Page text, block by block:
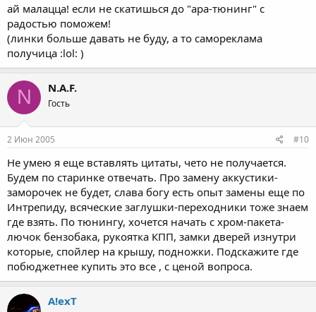
ай малацца! если не скатишься до "ара-тюнинг" с
радостью поможем!
(линки больше давать не буду, а то самореклама
получица :lol: )
N N.A.F.
Гость
2 Июн 2005 #10
Не умею я еще вставлять цитаты, чето не получается.
Будем по старинке отвечать. Про замену аккустики-
заморочек не будет, слава богу есть опыт замены еще по
Интрепиду, всяческие заглушки-переходники тоже знаем
где взять. По тюнингу, хочется начать с хром-пакета-
лючок бензобака, рукоятка КПП, замки дверей изнутри
которые, спойлер на крышу, подножки. Подскажите где
побюджетнее купить это все , с ценой вопроса.
A!exT